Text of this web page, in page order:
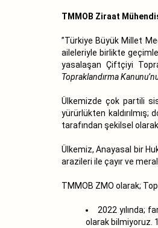
TMMOB Ziraat
”Türkiye Büyük Millet
aileleriyle birlikte
yasalaşan Çiftçiyi
Topraklandırma
Ülkemizde çok partili
yürürlükten kaldırılmış;
tarafından şekilsel
Ülkemiz, Anayasal bir
arazileri ile çayır ve
TMMOB ZMO olarak;
2022 yılında;
olarak bilmiyoruz.